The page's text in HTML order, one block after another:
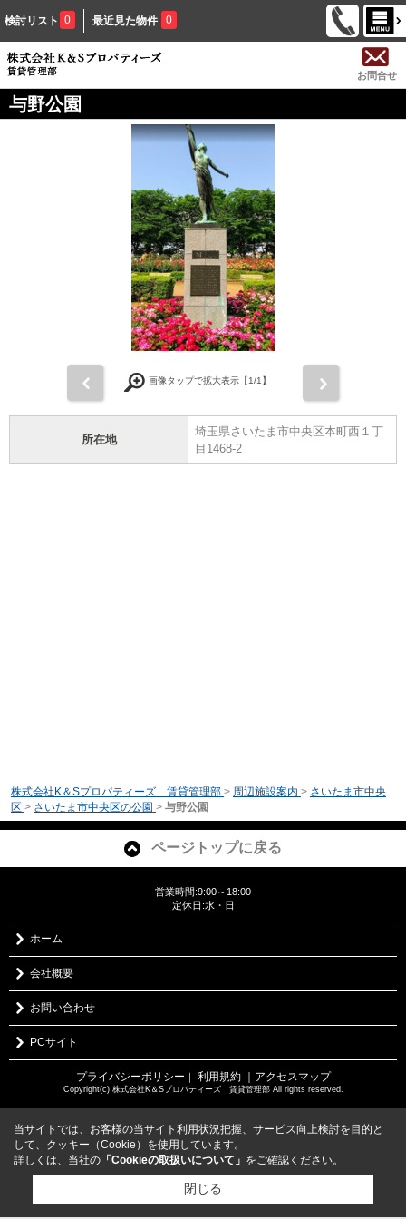
検討リスト 0 最近見た物件 0
お問合せ
与野公園
画像タップで拡大表示【1/1】
所在地
埼玉県さいたま市中央区本町西１丁
目1468-2
株式会社K＆Sプロパティーズ 賃貸管理部 > 周辺施設案内 > さいたま市中央
区 > さいたま市中央区の公園 > 与野公園
ページトップに戻る
営業時間:9:00～18:00
定休日:水・日
ホーム
会社概要
お問い合わせ
PCサイト
プライバシーポリシー ｜ 利用規約 ｜アクセスマップ
Copyright(c) 株式会社K＆Sプロパティーズ 賃貸管理部 All rights reserved.
当サイトでは、お客様の当サイト利用状況把握、サービス向上検討を目的と
して、クッキー（Cookie）を使用しています。
詳しくは、当社の 「Cookieの取扱いについて」 をご確認ください。
閉じる